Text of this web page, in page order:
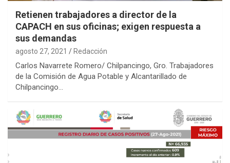
Retienen trabajadores a director de la
CAPACH en sus oficinas; exigen respuesta a
sus demandas
agosto 27, 2021 Redacción
Carlos Navarrete Romero/ Chilpancingo, Gro. Trabajadores
de la Comisión de Agua Potable y Alcantarillado de
Chilpancingo…